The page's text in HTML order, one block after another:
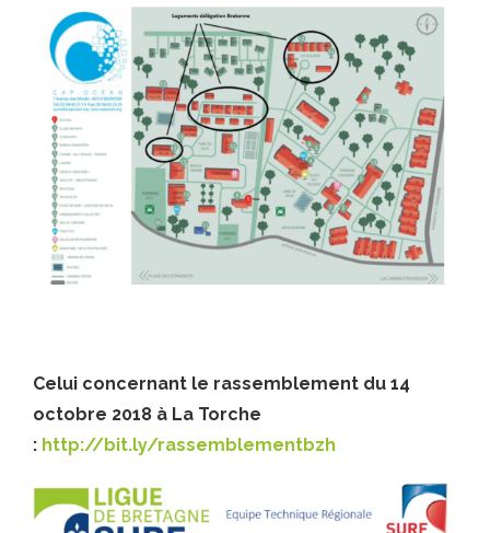
Celui concernant le rassemblement du 14
octobre 2018 à La Torche
: http://bit.ly/rassemblementbzh